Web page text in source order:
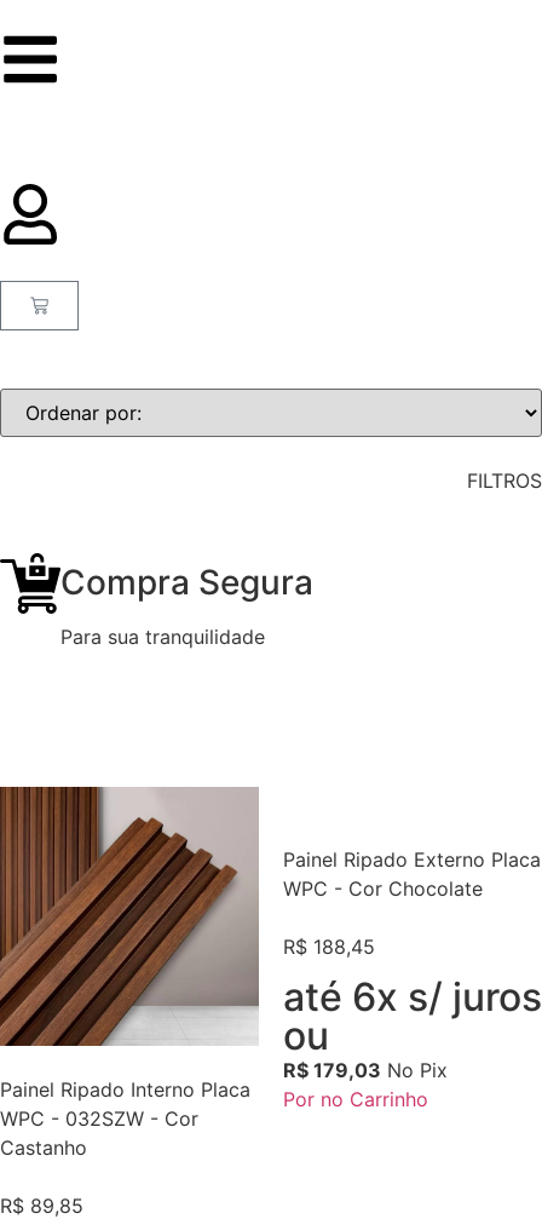
FILTROS
Compra Segura
Para sua tranquilidade
Painel Ripado Interno Placa
WPC - 032SZW - Cor
Castanho
R$ 89,85
Painel Ripado Externo Placa
WPC - Cor Chocolate
R$ 188,45
até 6x s/ juros
ou
R$ 179,03 No Pix
Por no Carrinho